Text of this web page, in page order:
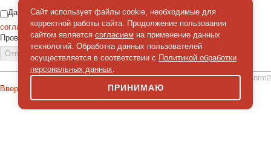
Даю
согласиена обработку персональных данных
Проверка*
Отправить сообщение
simpleForm2
Вверх
Сайт использует файлы cookie, необходимые для
корректной работы сайта. Продолжение пользования
сайтом является согласием на применение данных
технологий. Обработка данных пользователей
осуществляется в соответствии с Политикой обработки
персональных данных.
ПРИНИМАЮ